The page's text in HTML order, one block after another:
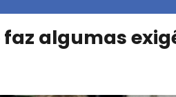
faz algumas